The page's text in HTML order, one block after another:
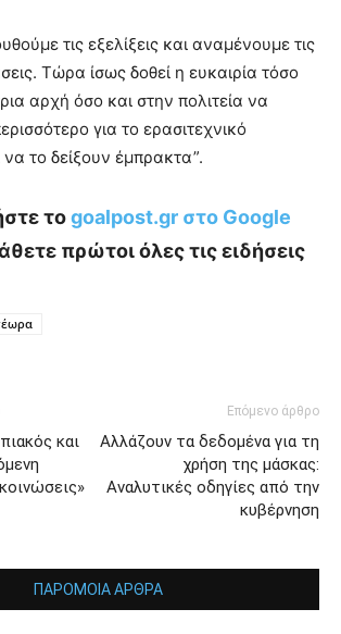
τις εξελίξεις και αναμένουμε τις
Τώρα ίσως δοθεί η ευκαιρία τόσο
αρχή όσο και στην πολιτεία να
για το ερασιτεχνικό
το δείξουν έμπρακτα”.
τοgoalpost.gr στο Google
πρώτοι όλες τις ειδήσεις
και
Επόμενο άρθρο
Αλλάζουν τα δεδομένα για τη
χρήση της μάσκας:
Αναλυτικές οδηγίες από την
κυβέρνηση
ΠΑΡΟΜΟΙΑ ΑΡΘΡΑ